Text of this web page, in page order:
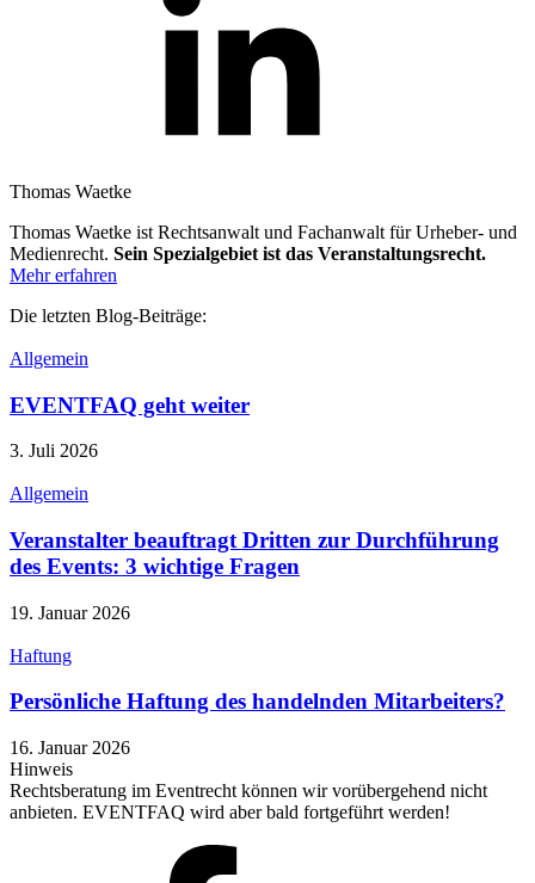
Thomas Waetke
Thomas Waetke ist Rechtsanwalt und Fachanwalt für Urheber- und
Medienrecht. Sein Spezialgebiet ist das Veranstaltungsrecht.
Mehr erfahren
Die letzten Blog-Beiträge:
Allgemein
EVENTFAQ geht weiter
3. Juli 2026
Allgemein
Veranstalter beauftragt Dritten zur Durchführung
des Events: 3 wichtige Fragen
19. Januar 2026
Haftung
Persönliche Haftung des handelnden Mitarbeiters?
16. Januar 2026
Hinweis
Rechtsberatung im Eventrecht können wir vorübergehend nicht
anbieten. EVENTFAQ wird aber bald fortgeführt werden!